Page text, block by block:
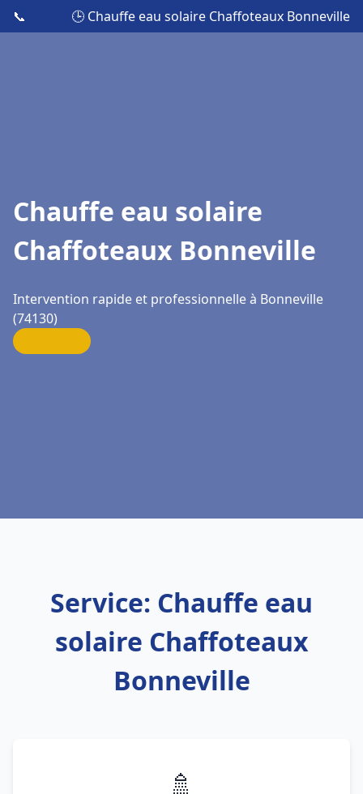
📞 🕒 Chauffe eau solaire Chaffoteaux Bonneville
Chauffe eau solaire
Chaffoteaux Bonneville
Intervention rapide et professionnelle à Bonneville
(74130)
Service: Chauffe eau
solaire Chaffoteaux
Bonneville
🚿